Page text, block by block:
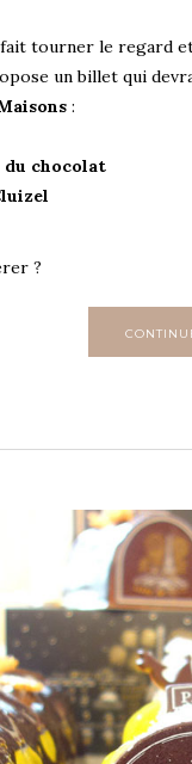
tourner le regard
un billet qui
:
du chocolat
?